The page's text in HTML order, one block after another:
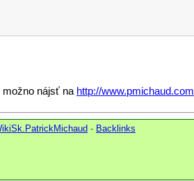
možno nájsť na http://www.pmichaud.com
- Backlinks